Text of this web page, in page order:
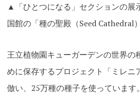
▲「ひとつになる」セクションの展
国館の「種の聖殿（Seed Cathedral
王立植物園キューガーデンの世界の
めに保存するプロジェクト「ミレニ
倣い、25万種の種子を使っています